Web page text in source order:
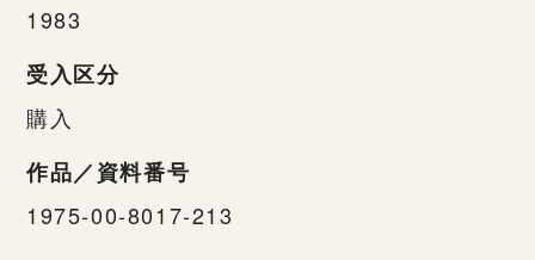
1983
受入区分
購入
作品／資料番号
1975-00-8017-213